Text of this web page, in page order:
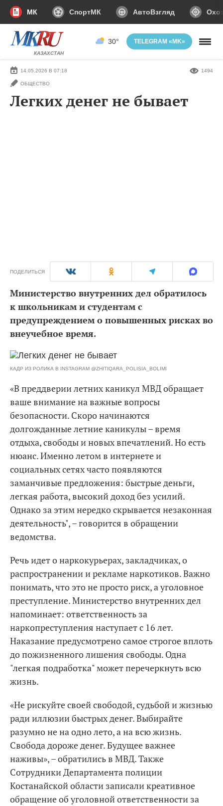
МК СпортМК АвтоВзгляд
КАЗАХСТАН
30° TELEGRAM «MK»
14.05.2026 В 07:18
ОБЩЕСТВО
1494
Легких денег не бывает
ПОДЕЛИТЬСЯ
Министерство внутренних дел обратилось
к школьникам и студентам с
предупреждением о повышенных рисках во
внеучебное время.
КАДР ИЗ РОЛИКА В INSTAGRAM @ZHITIQARA_POLISIA_BOLIMI
«В преддверии летних каникул МВД обращает
ваше внимание на важные вопросы
безопасности. Скоро начинаются
долгожданные летние каникулы – время
отдыха, свободы и новых впечатлений. Но есть
нюанс. Именно летом в интернете и
социальных сетях часто появляются
заманчивые предложения: быстрые деньги,
легкая работа, высокий доход без усилий.
Однако за этим нередко скрывается незаконная
деятельность", – говорится в обращении
ведомства.
Речь идет о наркокурьерах, закладчиках, о
распространении и рекламе наркотиков. Важно
понимать, что это не просто риск, а уголовное
преступление. Министерство внутренних дел
напоминает: ответственность за
наркопреступления наступает с 16 лет.
Наказание предусмотрено самое строгое вплоть
до пожизненного лишения свободы. Одна
"легкая подработка" может перечеркнуть всю
жизнь.
«Не рискуйте своей свободой, судьбой и жизнью
ради иллюзии быстрых денег. Выбирайте
разумно не на одно лето, а на всю жизнь.
Свобода дороже денег. Будущее важнее
наживы», – обратились в МВД. Также
Сотрудники Департамента полиции
Костанайской области записали креативное
обращение об уголовной ответственности за